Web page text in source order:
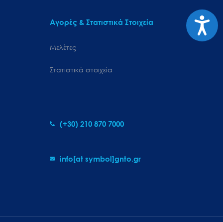
Αγορές & Στατιστικά Στοιχεία
Μελέτες
Στατιστικά στοιχεία
(+30) 210 870 7000
info[at symbol]gnto.gr